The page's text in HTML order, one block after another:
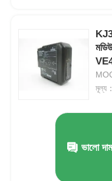
ইয়োকোগাওয়া স্টারডম
হিমা সেফটি পিএলসি
ফক্সবোরো পিএলসি
মূল্য
ভালো দাম